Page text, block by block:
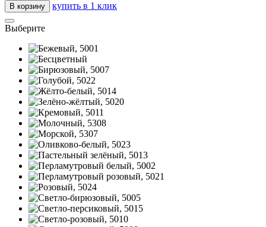
В корзину купить в 1 клик
Выберите